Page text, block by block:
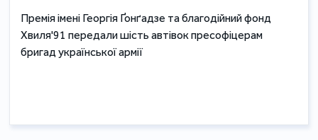
Премія імені Георгія Ґонґадзе та благодійний фонд
Хвиля'91 передали шість автівок пресофіцерам
бригад української армії